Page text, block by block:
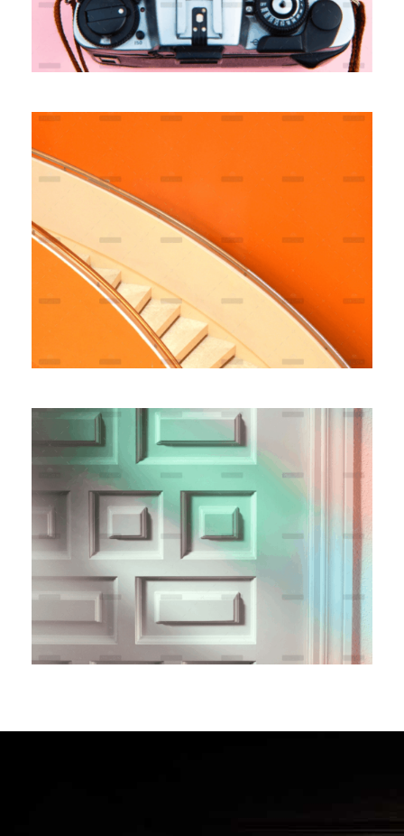
Branding Marketing
Fully Managed
Branding Marketing
Lifecycle Management
Branding Marketing